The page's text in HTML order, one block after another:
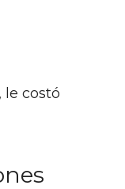
le costó